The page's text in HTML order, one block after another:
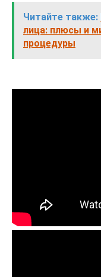
Читайте также:
лица: плюсы и
процедуры